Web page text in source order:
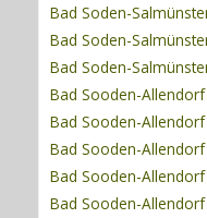
Bad Soden-
Bad Soden-
Bad Soden-
Bad Sooden-
Bad Sooden-Allendorf
Bad Sooden-
Bad Sooden-
Bad Sooden-